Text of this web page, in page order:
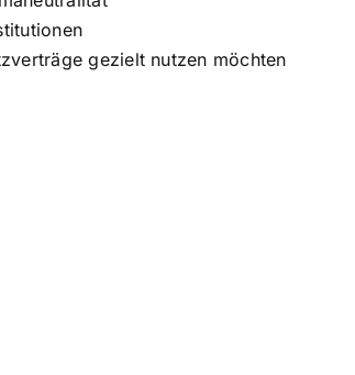
gezielt nutzen möchten
Zur Vita